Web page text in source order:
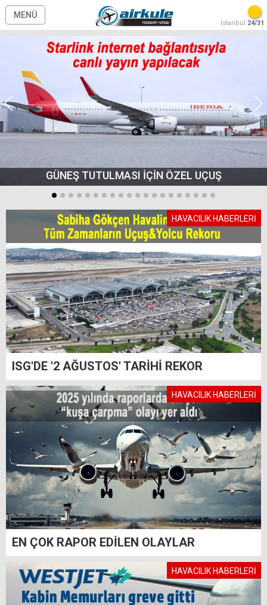
MENÜ
İstanbul 24/31
GÜNEŞ TUTULMASI İÇİN ÖZEL UÇUŞ
HAVACILIK HABERLERİ
ISG'DE '2 AĞUSTOS' TARİHİ REKOR
HAVACILIK HABERLERİ
EN ÇOK RAPOR EDİLEN OLAYLAR
HAVACILIK HABERLERİ